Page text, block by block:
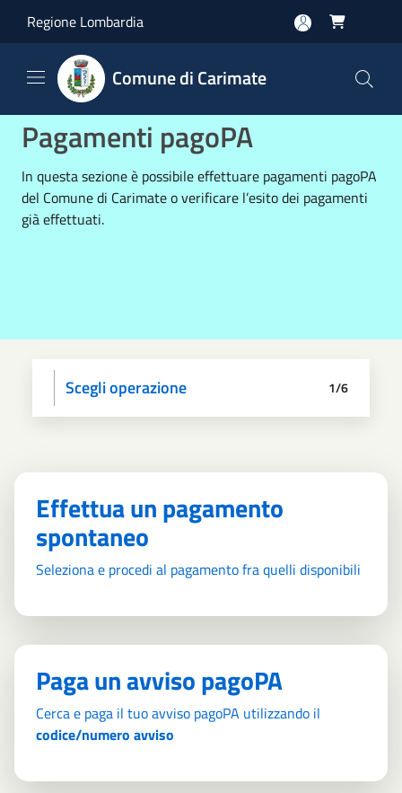
Regione Lombardia 
Comune di Carimate
Pagamenti pagoPA
In questa sezione è possibile effettuare pagamenti pagoPA
del Comune di Carimate o verificare l’esito dei pagamenti
già effettuati.
Scegli operazione
Informativa privacy
Scegli il pagamento
Dati anagrafici
Paga
Riepilogo 1/6
Effettua un pagamento
spontaneo
Seleziona e procedi al pagamento fra quelli disponibili
Paga un avviso pagoPA
Cerca e paga il tuo avviso pagoPA utilizzando il
codice/numero avviso